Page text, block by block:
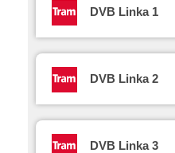
DVB Linka 1
DVB Linka 2
DVB Linka 3